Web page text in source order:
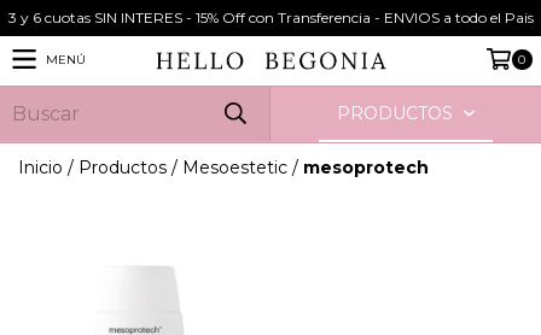
3 y 6 cuotas SIN INTERES - 15% Off con Transferencia - ENVIOS a todo el Pais
MENÚ 0
PRODUCTOS
Inicio / Productos / Mesoestetic / mesoprotech